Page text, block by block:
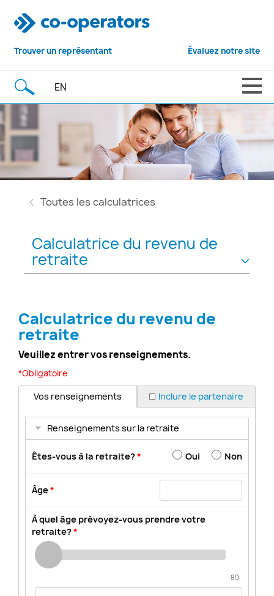
Trouver un représentant Évaluez notre site
EN
Toutes les calculatrices
Calculatrice du revenu de
retraite
Calculatrice du revenu de
retraite
Veuillez entrer vos renseignements.
*Obligatoire
Vos renseignements Inclure le partenaire
Renseignements sur la retraite
Êtes-vous à la retraite?* Oui Non
Âge*
À quel âge prévoyez-vous prendre votre
retraite?*
80